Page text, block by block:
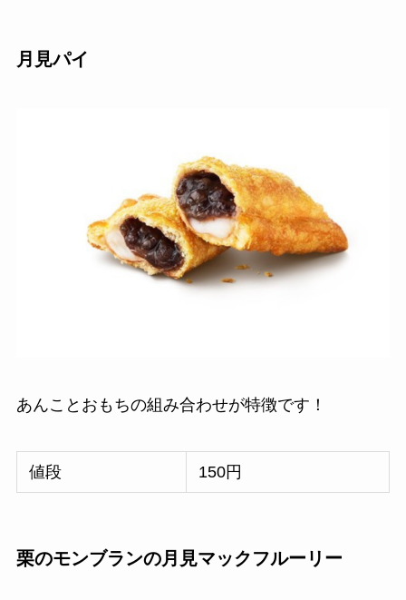
月見パイ
あんことおもちの組み合わせが特徴です！
値段 150円
栗のモンブランの月見マックフルーリー